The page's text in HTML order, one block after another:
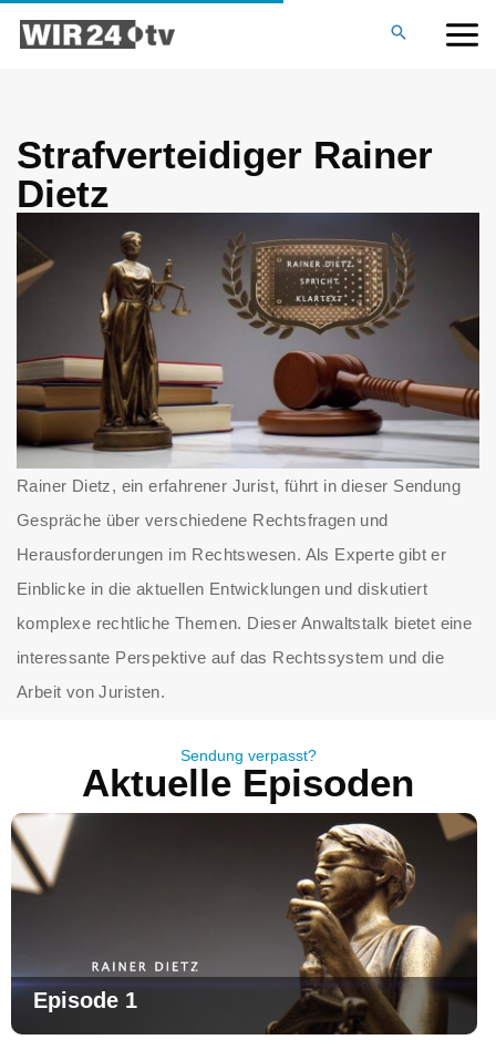
Inhalt
springen
Strafverteidiger Rainer
Dietz
Rainer Dietz, ein erfahrener Jurist, führt in dieser Sendung
Gespräche über verschiedene Rechtsfragen und
Herausforderungen im Rechtswesen. Als Experte gibt er
Einblicke in die aktuellen Entwicklungen und diskutiert
komplexe rechtliche Themen. Dieser Anwaltstalk bietet eine
interessante Perspektive auf das Rechtssystem und die
Arbeit von Juristen.
Sendung verpasst?
Aktuelle Episoden
Episode 1